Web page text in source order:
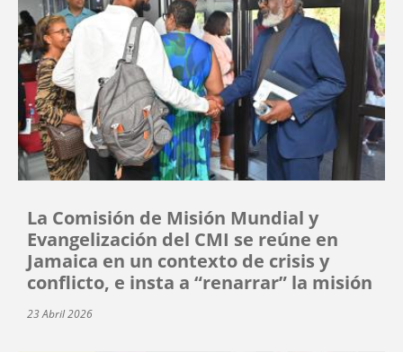
La Comisión de Misión Mundial y
Evangelización del CMI se reúne en
Jamaica en un contexto de crisis y
conflicto, e insta a “renarrar” la misión
23 Abril 2026